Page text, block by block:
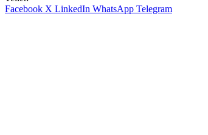
Facebook X LinkedIn WhatsApp Telegram